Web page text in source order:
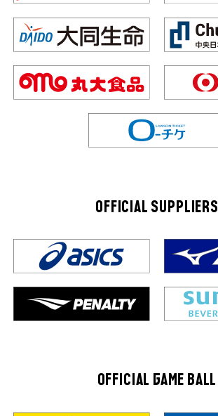
OFFICIAL SUPPLIERS
OFFICIAL GAME BALL